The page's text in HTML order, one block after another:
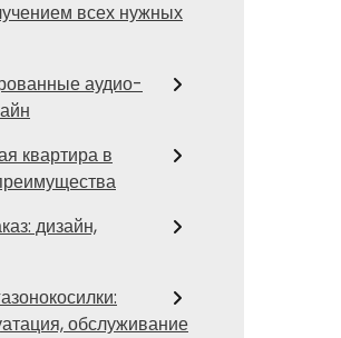
всех нужных
аудио-
квартира в
дизайн,
обслуживание